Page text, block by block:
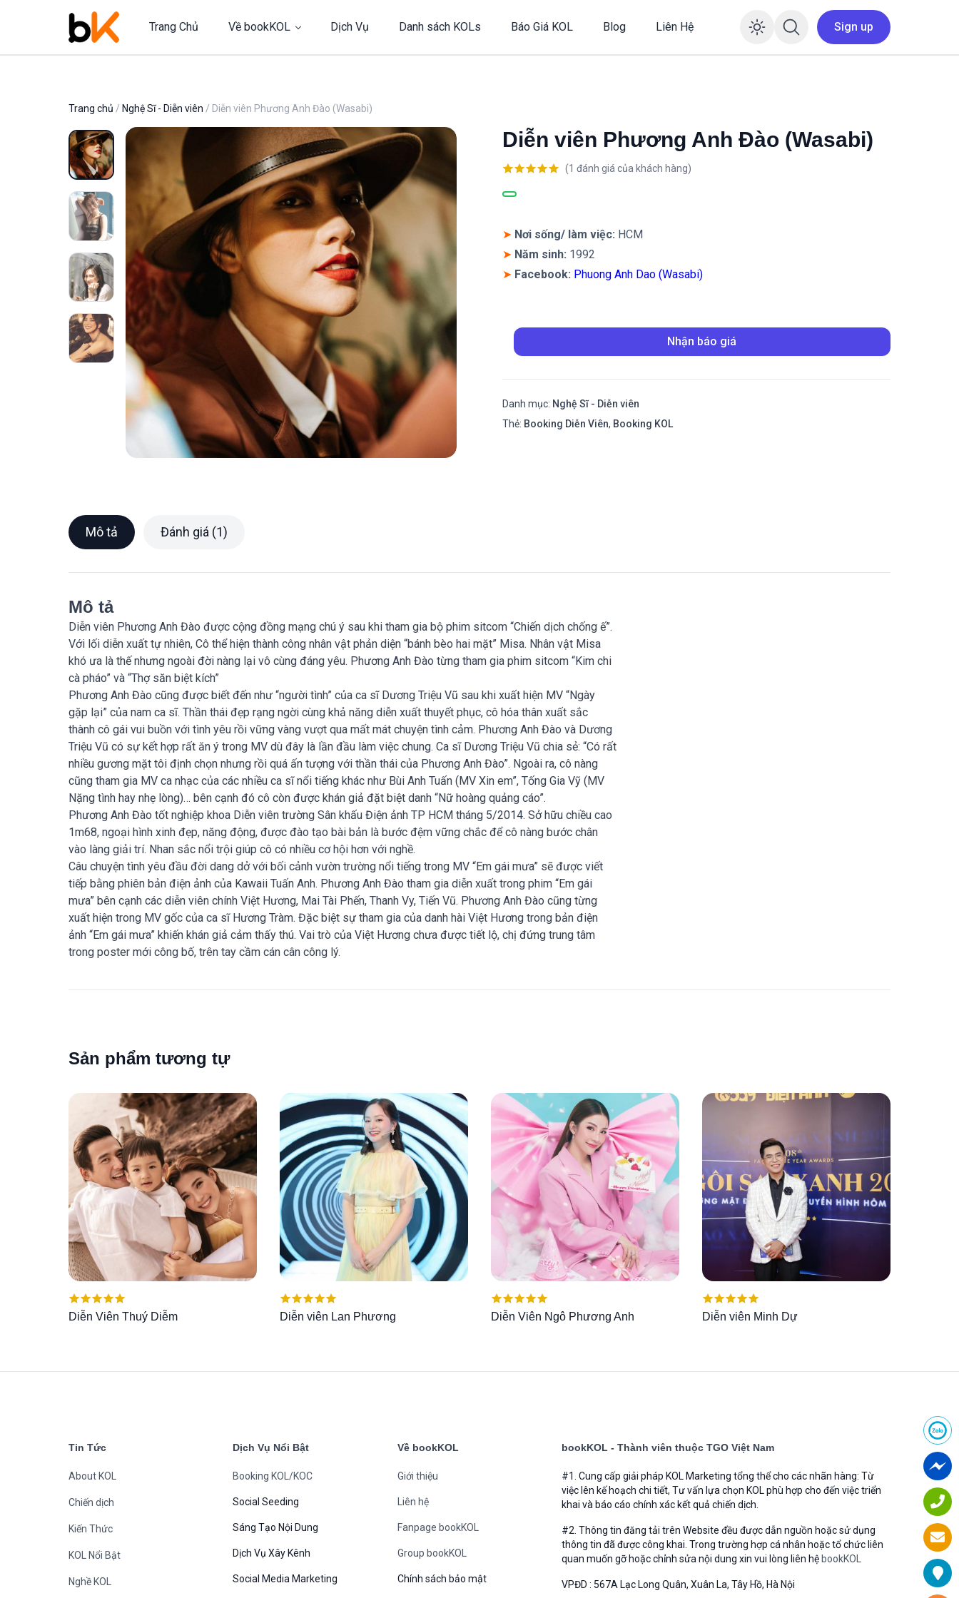
Trang Chủ Về bookKOL Dịch Vụ Danh sách KOLs Báo Giá KOL Blog Liên Hệ Enable dark mode
Sign up
Trang chủ / Nghệ Sĩ - Diễn viên / Diễn viên Phương Anh Đào (Wasabi)
Diễn viên Phương Anh Đào (Wasabi)
dựa trên
(1 đánh giá của khách hàng)
➤ Nơi sống/ làm việc: HCM
➤ Năm sinh: 1992
➤ Facebook: Phuong Anh Dao (Wasabi)
Nhận báo giá
Danh mục: Nghệ Sĩ - Diễn viên
Thẻ: Booking Diễn Viên, Booking KOL
Mô tả Đánh giá (1)
Mô tả
Diễn viên Phương Anh Đào được cộng đồng mạng chú ý sau khi tham gia bộ phim sitcom “Chiến dịch chống ế”.
Với lối diễn xuất tự nhiên, Cô thể hiện thành công nhân vật phản diện “bánh bèo hai mặt” Misa. Nhân vật Misa
khó ưa là thế nhưng ngoài đời nàng lại vô cùng đáng yêu. Phương Anh Đào từng tham gia phim sitcom “Kim chi
cà pháo” và “Thợ săn biệt kích”
Phương Anh Đào cũng được biết đến như “người tình” của ca sĩ Dương Triệu Vũ sau khi xuất hiện MV “Ngày
gặp lại” của nam ca sĩ. Thần thái đẹp rạng ngời cùng khả năng diễn xuất thuyết phục, cô hóa thân xuất sắc
thành cô gái vui buồn với tình yêu rồi vững vàng vượt qua mất mát chuyện tình cảm. Phương Anh Đào và Dương
Triệu Vũ có sự kết hợp rất ăn ý trong MV dù đây là lần đầu làm việc chung. Ca sĩ Dương Triệu Vũ chia sẻ: “Có rất
nhiều gương mặt tôi định chọn nhưng rồi quá ấn tượng với thần thái của Phương Anh Đào”. Ngoài ra, cô nàng
cũng tham gia MV ca nhạc của các nhiều ca sĩ nổi tiếng khác như Bùi Anh Tuấn (MV Xin em”, Tống Gia Vỹ (MV
Nặng tình hay nhẹ lòng)… bên cạnh đó cô còn được khán giả đặt biệt danh “Nữ hoàng quảng cáo”.
Phương Anh Đào tốt nghiệp khoa Diễn viên trường Sân khấu Điện ảnh TP HCM tháng 5/2014. Sở hữu chiều cao
1m68, ngoại hình xinh đẹp, năng động, được đào tạo bài bản là bước đệm vững chắc để cô nàng bước chân
vào làng giải trí. Nhan sắc nổi trội giúp cô có nhiều cơ hội hơn với nghề.
Câu chuyện tình yêu đầu đời dang dở với bối cảnh vườn trường nổi tiếng trong MV “Em gái mưa” sẽ được viết
tiếp bằng phiên bản điện ảnh của Kawaii Tuấn Anh. Phương Anh Đào tham gia diễn xuất trong phim “Em gái
mưa” bên cạnh các diễn viên chính Việt Hương, Mai Tài Phến, Thanh Vy, Tiến Vũ. Phương Anh Đào cũng từng
xuất hiện trong MV gốc của ca sĩ Hương Tràm. Đặc biệt sự tham gia của danh hài Việt Hương trong bản điện
ảnh “Em gái mưa” khiến khán giả cảm thấy thú. Vai trò của Việt Hương chưa được tiết lộ, chị đứng trung tâm
trong poster mới công bố, trên tay cầm cán cân công lý.
Sản phẩm tương tự
Diễn Viên Thuý Diễm
Được xếp
Diễn viên Lan Phương
Được xếp
Diễn Viên Ngô Phương Anh
Được xếp
Diễn viên Minh Dự
Được xếp
Tin Tức
About KOL
Chiến dịch
Kiến Thức
KOL Nổi Bật
Nghề KOL
Dịch Vụ Nổi Bật
Booking KOL/KOC
Social Seeding
Sáng Tạo Nội Dung
Dịch Vụ Xây Kênh
Social Media Marketing
Về bookKOL
Giới thiệu
Liên hệ
Fanpage bookKOL
Group bookKOL
Chính sách bảo mật
bookKOL - Thành viên thuộc TGO Việt Nam
#1. Cung cấp giải pháp KOL Marketing tổng thể cho các nhãn hàng: Từ
việc lên kế hoạch chi tiết, Tư vấn lựa chọn KOL phù hợp cho đến việc triển
khai và báo cáo chính xác kết quả chiến dịch.
#2. Thông tin đăng tải trên Website đều được dẫn nguồn hoặc sử dụng
thông tin đã được công khai. Trong trường hợp cá nhân hoặc tổ chức liên
quan muốn gỡ hoặc chỉnh sửa nội dung xin vui lòng liên hệ bookKOL
VPĐD : 567A Lạc Long Quân, Xuân La, Tây Hồ, Hà Nội